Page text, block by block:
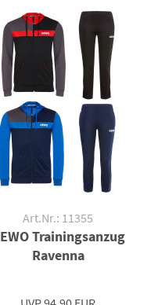
Art.Nr.: 11355
Trainingsanzug
Ravenna